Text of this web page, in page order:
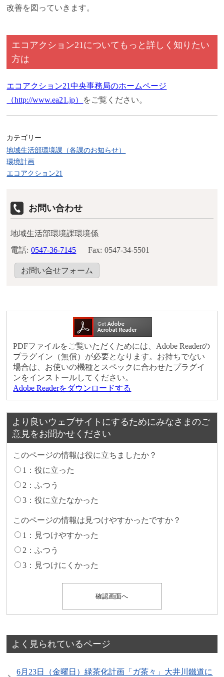
改善を図っていきます。
エコアクション21についてもっと詳しく知りたい
方は
エコアクション21中央事務局のホームページ
（http://www.ea21.jp） をご覧ください。
カテゴリー
地域生活部環境課（各課のお知らせ）
環境計画
エコアクション21
お問い合わせ
地域生活部環境課環境係
電話: 0547-36-7145 Fax: 0547-34-5501
お問い合せフォーム
PDFファイルをご覧いただくためには、Adobe Readerの
プラグイン（無償）が必要となります。お持ちでない
場合は、お使いの機種とスペックに合わせたプラグイ
ンをインストールしてください。
Adobe Readerをダウンロードする
より良いウェブサイトにするためにみなさまのご
意見をお聞かせください
このページの情報は役に立ちましたか？
1：役に立った
2：ふつう
3：役に立たなかった
このページの情報は見つけやすかったですか？
1：見つけやすかった
2：ふつう
3：見つけにくかった
よく見られているページ
6月23日（金曜日）緑茶化計画「ガ茶々」大井川鐵道に